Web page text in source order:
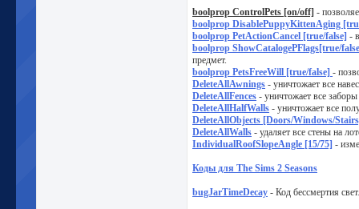
boolprop ControlPets [on/off] -
boolprop DisablePuppyKittenAging
boolprop PetActionCancel [true/false] -
boolprop ShowCatalogePFlags[true/
предмет.
boolprop PetsFreeWill [true/false] -
DeleteAllAwnings - уничтожает все
DeleteAllFences - уничтожает все заборы
DeleteAllHalfWalls - уничтожает все
DeleteAllObjects [Doors/Windows/
DeleteAllWalls - удаляет все стены на
IndividualRoofSlopeAngle [15/75] -
Коды для The Sims 2 Seasons
bugJarTimeDecay - Код бессмертия